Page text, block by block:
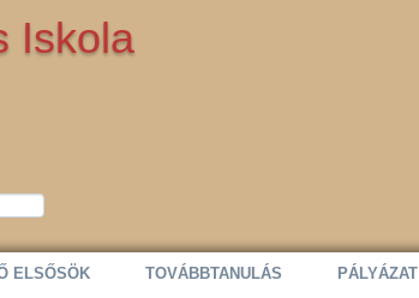
Iskola
ELSŐSÖK TOVÁBBTANULÁS PÁLYÁZAT